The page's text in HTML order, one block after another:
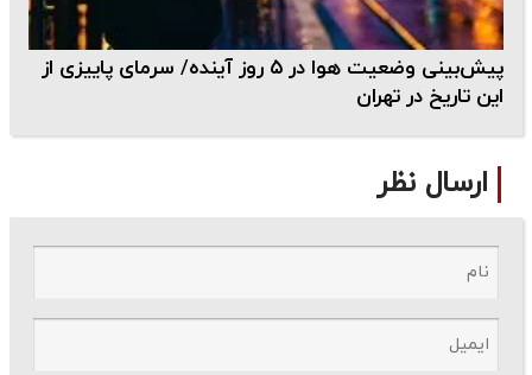
پیش‌بینی وضعیت هوا در ٥ روز آینده/ سرمای پاییزی از
این تاریخ در تهران
ارسال نظر